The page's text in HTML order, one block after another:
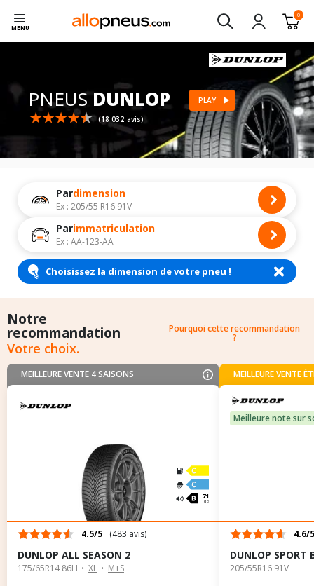
MENU
0
PNEUSDUNLOP
PLAY
(18 032 avis)
Pardimension
Ex : 205/55 R16 91V
Parimmatriculation
Ex : AA-123-AA
Choisissez la dimension de votre pneu !
Notre
recommandation
Votre choix.
Pourquoi cette recommandation
?
MEILLEURE VENTE 4 SAISONS
71
dB
4.5/5 (483 avis)
DUNLOP ALL SEASON 2
175/65R14 86H XL M+S
MEILLEURE VENTE
Meilleure note sur
4.6/5
DUNLOP SPORT
205/55R16 91V
A
A